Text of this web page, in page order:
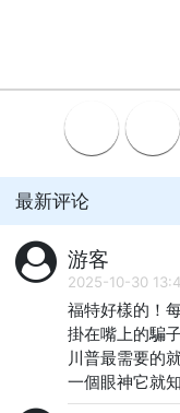
最新评论
游客
2025-10-30
福特好樣的！
掛在嘴上的騙
川普最需要的
一個眼神它就